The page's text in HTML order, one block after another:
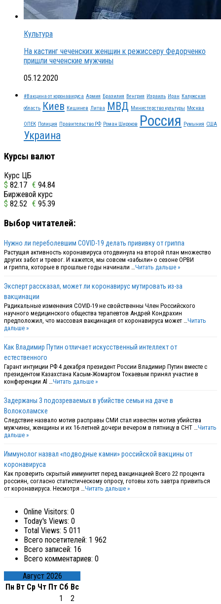
Культура
На кастинг чеченских женщин к режиссеру Федорченко
пришли чеченские мужчины
05.12.2020
#Вакцина от коронавируса Армия Бразилия Венгрия Израиль Иран Калужская
область Киев Кишинев Литва МВД Министерство культуры Москва
ОПЕК Полиция Правительство РФ Роман Широков Россия Румыния США
Украина
Курсы валют
Курс ЦБ
$ 82.17 € 94.84
Биржевой курс
$ 82.52 € 95.39
Выбор читателей:
Нужно ли переболевшим COVID-19 делать прививку от гриппа
Растущая активность коронавируса отодвинула на второй план множество
других забот и тревог. И кажется, мы совсем «забыли» о сезоне ОРВИ
и гриппа, которые в прошлые годы начинали … Читать дальше »
Эксперт рассказал, может ли коронавирус мутировать из-за
вакцинации
Радикальные изменения COVID-19 не свойственны Член Российского
научного медицинского общества терапевтов Андрей Кондрахин
предположил, что массовая вакцинация от коронавируса может … Читать
дальше »
Как Владимир Путин отличает искусственный интеллект от
естественного
Гарант интуиции РФ 4 декабря президент России Владимир Путин вместе с
президентом Казахстана Касым-Жомартом Токаевым принял участие в
конференции Al … Читать дальше »
Задержаны 3 подозреваемых в убийстве семьи на даче в
Волоколамске
Следствие назвало мотив расправы СМИ стал известен мотив убийства
мужчины, женщины и их 16-летней дочери вечером в пятницу в СНТ … Читать
дальше »
Иммунолог назвал «подводные камни» российской вакцины от
коронавируса
Как проверить скрытый иммунитет перед вакцинацией Всего 22 процента
россиян, согласно статистическому опросу, готовы хоть завтра привиться
от коронавируса. Несмотря … Читать дальше »
Online Visitors: 0
Today's Views: 0
Total Views: 5 011
Всего посетителей: 1 962
Всего записей: 16
Всего комментариев: 0
Август 2026
Пн Вт Ср Чт Пт Сб Вс
1
2